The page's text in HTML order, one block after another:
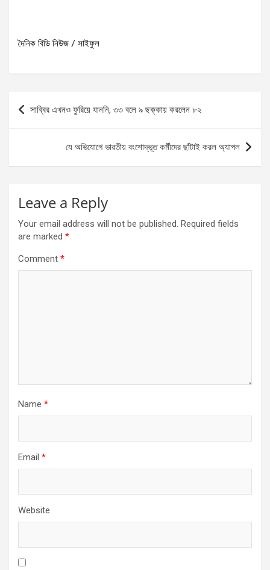
দৈনিক বিডি নিউজ / সাইফুল
Post
navigation
সাব্বির এখনও ফুরিয়ে যাননি, ৩৩ বলে ৯ ছক্কায় করলেন ৮২
যে অভিযোগে ভারতীয় বংশোদ্ভূত কর্মীদের ছাঁটাই করল অ্যাপল
Leave a Reply
Your email address will not be published. Required fields
are marked *
Comment *
Name *
Email *
Website